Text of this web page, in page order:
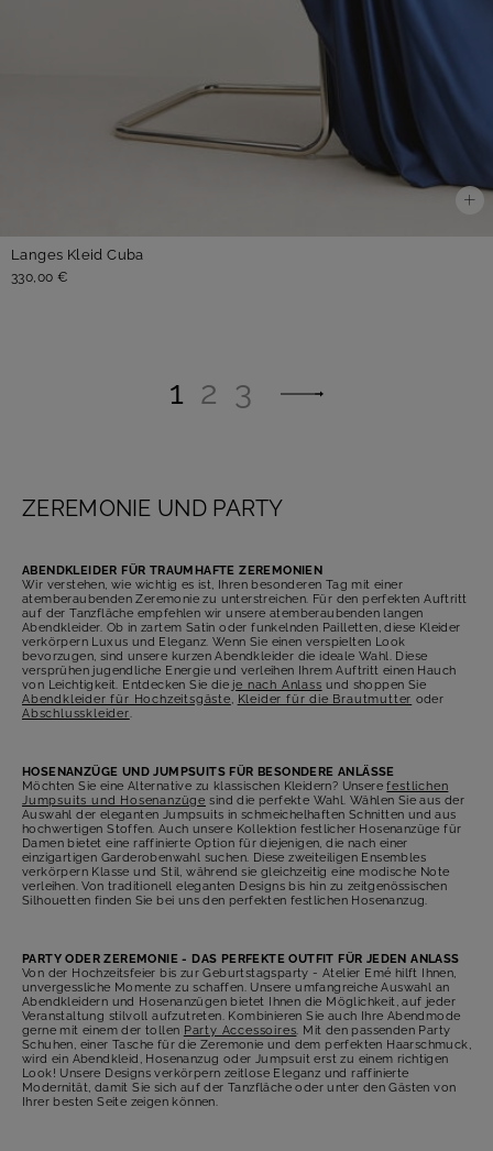
Langes Kleid Cuba
330,00 €
1 2 3
ZEREMONIE UND PARTY
ABENDKLEIDER FÜR TRAUMHAFTE ZEREMONIEN
Wir verstehen, wie wichtig es ist, Ihren besonderen Tag mit einer
atemberaubenden Zeremonie zu unterstreichen. Für den perfekten Auftritt
auf der Tanzfläche empfehlen wir unsere atemberaubenden langen
Abendkleider. Ob in zartem Satin oder funkelnden Pailletten, diese Kleider
verkörpern Luxus und Eleganz. Wenn Sie einen verspielten Look
bevorzugen, sind unsere kurzen Abendkleider die ideale Wahl. Diese
versprühen jugendliche Energie und verleihen Ihrem Auftritt einen Hauch
von Leichtigkeit. Entdecken Sie die je nach Anlass und shoppen Sie
Abendkleider für Hochzeitsgäste
Kleider für die Brautmutter oder
Abschlusskleider
HOSENANZÜGE UND JUMPSUITS FÜR BESONDERE ANLÄSSE
Möchten Sie eine Alternative zu klassischen Kleidern? Unserefestlichen
Jumpsuits und Hosenanzüge sind die perfekte Wahl. Wählen Sie aus der
Auswahl der eleganten Jumpsuits in schmeichelhaften Schnitten und aus
hochwertigen Stoffen. Auch unsere Kollektion festlicher Hosenanzüge für
Damen bietet eine raffinierte Option für diejenigen, die nach einer
einzigartigen Garderobenwahl suchen. Diese zweiteiligen Ensembles
verkörpern Klasse und Stil, während sie gleichzeitig eine modische Note
verleihen. Von traditionell eleganten Designs bis hin zu zeitgenössischen
Silhouetten finden Sie bei uns den perfekten festlichen Hosenanzug.
PARTY ODER ZEREMONIE - DAS PERFEKTE OUTFIT FÜR JEDEN ANLASS
Von der Hochzeitsfeier bis zur Geburtstagsparty - Atelier Emé hilft Ihnen,
unvergessliche Momente zu schaffen. Unsere umfangreiche Auswahl an
Abendkleidern und Hosenanzügen bietet Ihnen die Möglichkeit, auf jeder
Veranstaltung stilvoll aufzutreten. Kombinieren Sie auch Ihre Abendmode
gerne mit einem der tollen Party Accessoires . Mit den passenden Party
Schuhen, einer Tasche für die Zeremonie und dem perfekten Haarschmuck,
wird ein Abendkleid, Hosenanzug oder Jumpsuit erst zu einem richtigen
Look! Unsere Designs verkörpern zeitlose Eleganz und raffinierte
Modernität, damit Sie sich auf der Tanzfläche oder unter den Gästen von
Ihrer besten Seite zeigen können.